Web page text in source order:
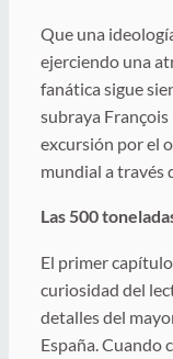
Que una
ejerciendo una
fanática sigue
subraya François
excursión por el
mundial a través
Las 500
El primer
curiosidad del
detalles del
España. Cuando